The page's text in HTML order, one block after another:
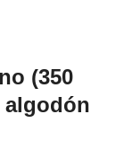
(350
algodón